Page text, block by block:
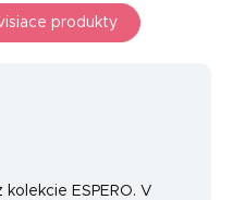
produkty
ESPERO. V